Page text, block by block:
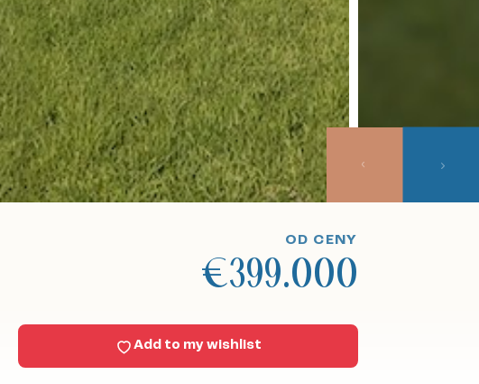
OD CENY
€399.000
Add to my wishlist